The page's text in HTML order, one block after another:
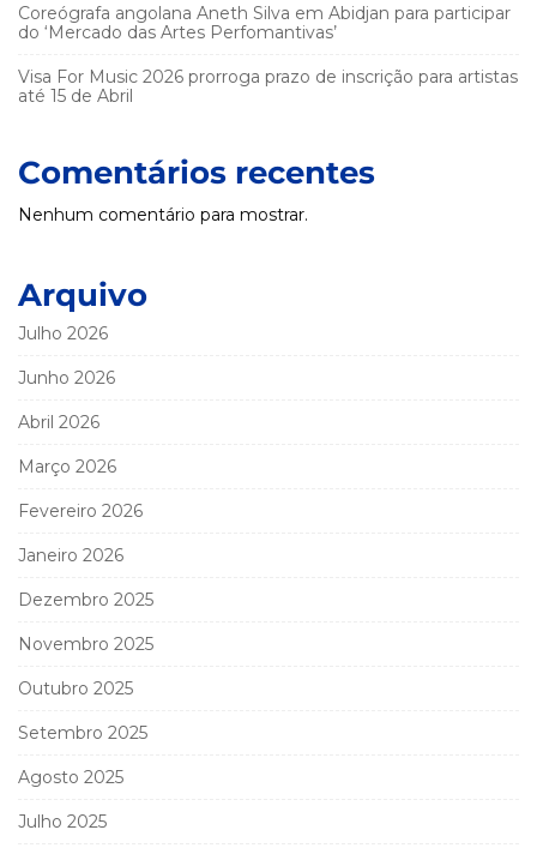
Coreógrafa angolana Aneth Silva em Abidjan para participar
do ‘Mercado das Artes Perfomantivas’
Visa For Music 2026 prorroga prazo de inscrição para artistas
até 15 de Abril
Comentários recentes
Nenhum comentário para mostrar.
Arquivo
Julho 2026
Junho 2026
Abril 2026
Março 2026
Fevereiro 2026
Janeiro 2026
Dezembro 2025
Novembro 2025
Outubro 2025
Setembro 2025
Agosto 2025
Julho 2025